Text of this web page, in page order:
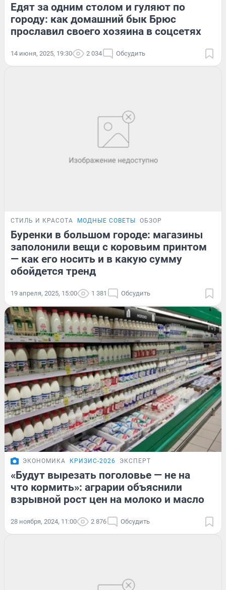
Едят за одним столом и гуляют по
городу: как домашний бык Брюс
прославил своего хозяина в соцсетях
14 июня, 2025, 19:30 2 034 Обсудить
СТИЛЬ И КРАСОТА МОДНЫЕ СОВЕТЫ ОБЗОР
Буренки в большом городе: магазины
заполонили вещи с коровьим принтом
— как его носить и в какую сумму
обойдется тренд
19 апреля, 2025, 15:00 1 381 Обсудить
ЭКОНОМИКА КРИЗИС-2026 ЭКСПЕРТ
«Будут вырезать поголовье — не на
что кормить»: аграрии объяснили
взрывной рост цен на молоко и масло
28 ноября, 2024, 11:00 2 876 Обсудить